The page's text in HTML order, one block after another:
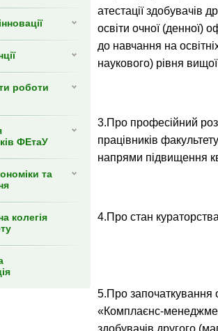
роботи
ФЕтаУ
та
колегія
атестації здобувачів
освіти очної (денної)
до навчання на
наукового) рівня
3.Про професійний
працівників
напрями підвищення
4.Про стан
5.Про започаткування
«Комплаєнс-
здобувачів другого